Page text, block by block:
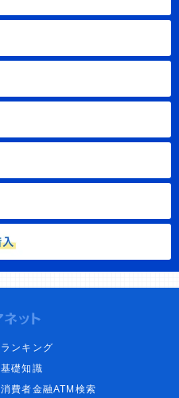
ランキング
基礎知識
消費者金融ATM検索